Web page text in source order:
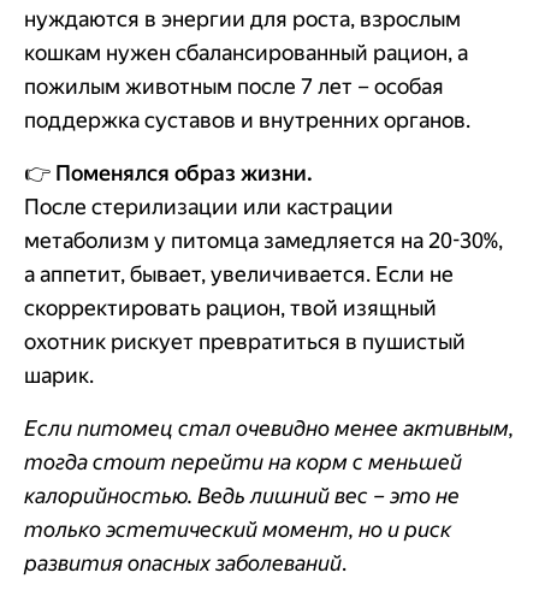
нуждаются в энергии для роста, взрослым
кошкам нужен сбалансированный рацион, а
пожилым животным после 7 лет – особая
поддержка суставов и внутренних органов.
👉 Поменялся образ жизни.
После стерилизации или кастрации
метаболизм у питомца замедляется на 20-30%,
а аппетит, бывает, увеличивается. Если не
скорректировать рацион, твой изящный
охотник рискует превратиться в пушистый
шарик.
Если питомец стал очевидно менее активным,
тогда стоит перейти на корм с меньшей
калорийностью. Ведь лишний вес – это не
только эстетический момент, но и риск
развития опасных заболеваний.